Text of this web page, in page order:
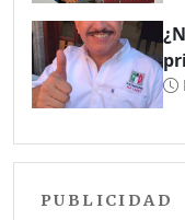
PUBLICIDAD